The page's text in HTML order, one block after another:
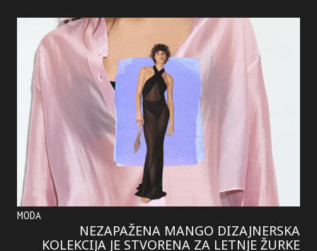
MODA
NEZAPAŽENA MANGO DIZAJNERSKA
KOLEKCIJA JE STVORENA ZA LETNJE ŽURKE